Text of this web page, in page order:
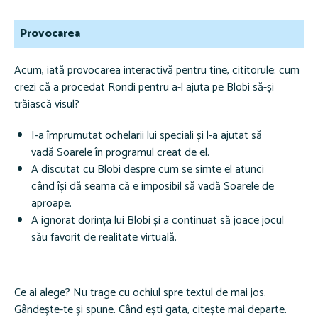
Provocarea
Acum, iată provocarea interactivă pentru tine, cititorule: cum
crezi că a procedat Rondi pentru a-l ajuta pe Blobi să-și
trăiască visul?
I-a împrumutat ochelarii lui speciali și l-a ajutat să
vadă Soarele în programul creat de el.
A discutat cu Blobi despre cum se simte el atunci
când își dă seama că e imposibil să vadă Soarele de
aproape.
A ignorat dorința lui Blobi și a continuat să joace jocul
său favorit de realitate virtuală.
Ce ai alege? Nu trage cu ochiul spre textul de mai jos.
Gândește-te și spune. Când ești gata, citește mai departe.